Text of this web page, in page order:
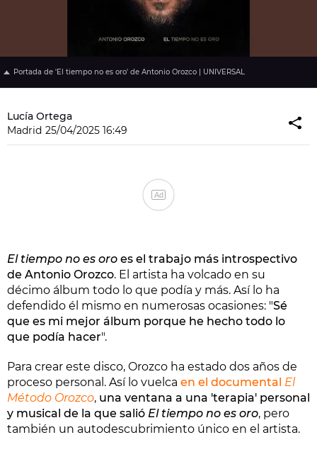
Portada de 'El tiempo no es oro' de Antonio Orozco | UNIVERSAL
Lucía Ortega
Madrid 25/04/2025 16:49
Ad
El tiempo no es oro es el trabajo más introspectivo
de Antonio Orozco. El artista ha volcado en su
décimo álbum todo lo que podía y más. Así lo ha
defendido él mismo en numerosas ocasiones: "Sé
que es mi mejor álbum porque he hecho todo lo
que podía hacer".
Para crear este disco, Orozco ha estado dos años de
proceso personal. Así lo vuelca en el documental El
Método Orozco, una ventana a una 'terapia' personal
y musical de la que salió El tiempo no es oro, pero
también un autodescubrimiento único en el artista.